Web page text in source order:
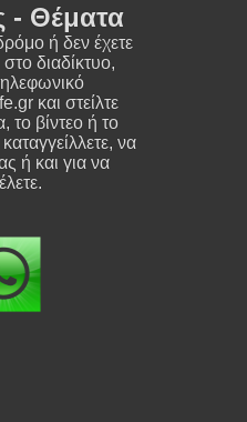
- Θέματα
ή δεν έχετε
διαδίκτυο,
και στείλτε
το βίντεο ή το
να
ή και για να